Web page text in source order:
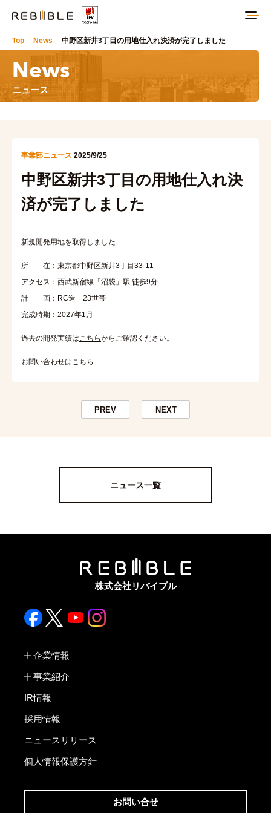
Top News 中野区新井3丁目の用地仕入れ決済が完了しました
News
ニュース
事業部ニュース 2025/9/25
中野区新井3丁目の用地仕入れ決
済が完了しました
新規開発用地を取得しました
所 在：東京都中野区新井3丁目33-11
アクセス：西武新宿線「沼袋」駅 徒歩9分
計 画：RC造 23世帯
完成時期：2027年1月
過去の開発実績はこちらからご確認ください。
お問い合わせはこちら
PREV NEXT
ニュース一覧
株式会社リバイブル
企業情報
事業紹介
IR情報
採用情報
ニュースリリース
個人情報保護方針
お問い合せ